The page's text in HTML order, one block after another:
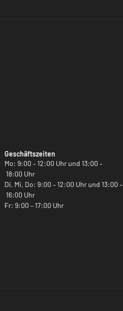
Geschäftszeiten
Mo: 9:00 – 12:00 Uhr und 13:00 –
18:00 Uhr
Di, Mi, Do: 9:00 – 12:00 Uhr und 13:00 –
16:00 Uhr
Fr: 9:00 – 17:00 Uhr